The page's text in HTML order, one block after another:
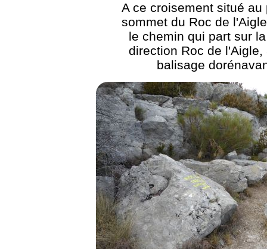
A ce croisement situé au
sommet du Roc de
le chemin qui part sur
direction Roc de l'Aigle,
balisage